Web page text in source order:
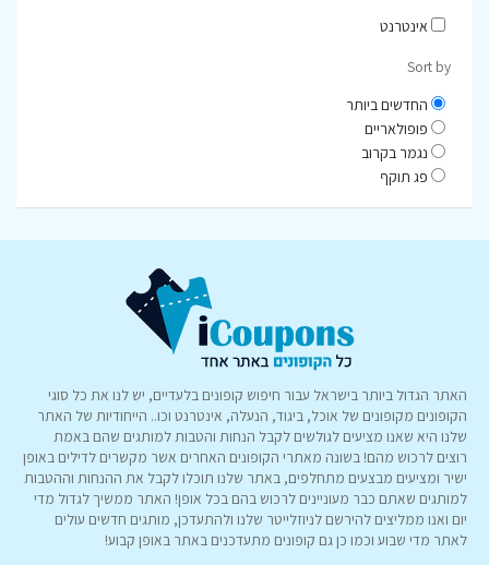
אינטרנט
Sort by
החדשים ביותר
פופולאריים
נגמר בקרוב
פג תוקף
האתר הגדול ביותר בישראל עבור חיפוש קופונים בלעדיים, יש לנו את כל סוגי
הקופונים מקופונים של אוכל, ביגוד, הנעלה, אינטרנט וכו.. הייחודיות של האתר
שלנו היא שאנו מציעים לגולשים לקבל הנחות והטבות למותגים שהם באמת
רוצים לרכוש מהם! בשונה מאתרי הקופונים האחרים אשר מקשרים לדילים באופן
ישיר ומציעים מבצעים מתחלפים, באתר שלנו תוכלו לקבל את ההנחות וההטבות
למותגים שאתם כבר מעוניינים לרכוש בהם בכל אופן! האתר ממשיך לגדול מדי
יום ואנו ממליצים להירשם לניוזלייטר שלנו ולהתעדכן, מותגים חדשים עולים
לאתר מדי שבוע וכמו כן גם קופונים מתעדכנים באתר באופן קבוע!